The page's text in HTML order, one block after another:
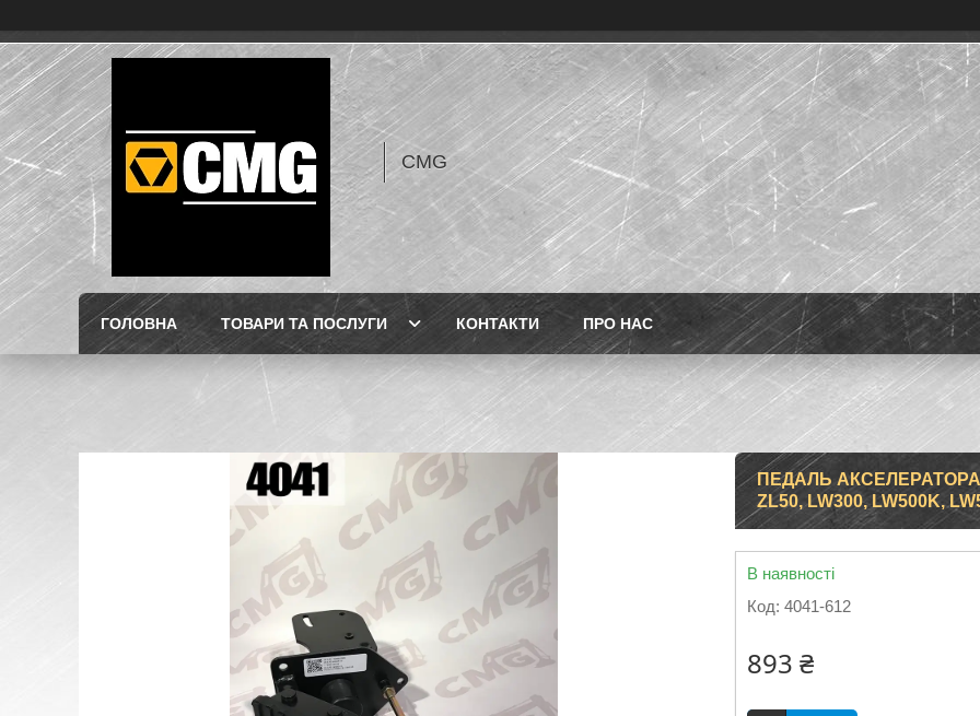
CMG
ГОЛОВНА ТОВАРИ ТА ПОСЛУГИ КОНТАКТИ ПРО НАС
ПЕДАЛЬ АКСЕЛЕРАТОРА
ZL50, LW300, LW500K,
В наявності
Код: 4041-612
893 ₴